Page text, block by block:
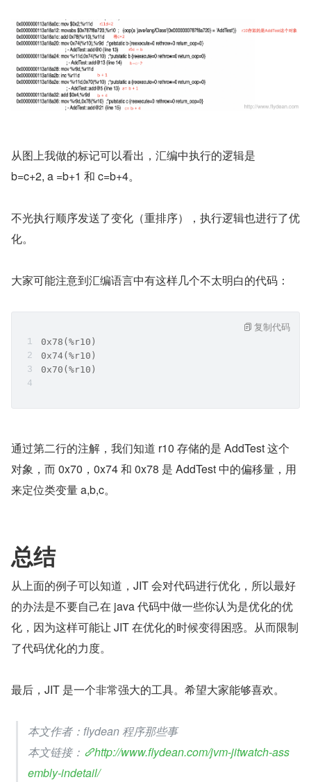
从图上我做的标记可以看出，汇编中执行的逻辑是
b=c+2, a =b+1 和 c=b+4。
不光执行顺序发送了变化（重排序），执行逻辑也进行了优
化。
大家可能注意到汇编语言中有这样几个不太明白的代码：
0x78(%r10)
0x74(%r10)
0x70(%r10)
复制代码
通过第二行的注解，我们知道 r10 存储的是 AddTest 这个
对象，而 0x70，0x74 和 0x78 是 AddTest 中的偏移量，用
来定位类变量 a,b,c。
总结
从上面的例子可以知道，JIT 会对代码进行优化，所以最好
的办法是不要自己在 java 代码中做一些你认为是优化的优
化，因为这样可能让 JIT 在优化的时候变得困惑。从而限制
了代码优化的力度。
最后，JIT 是一个非常强大的工具。希望大家能够喜欢。
本文作者：flydean 程序那些事
本文链接：
http://www.flydean.com/jvm-jitwatch-ass
embly-indetail/